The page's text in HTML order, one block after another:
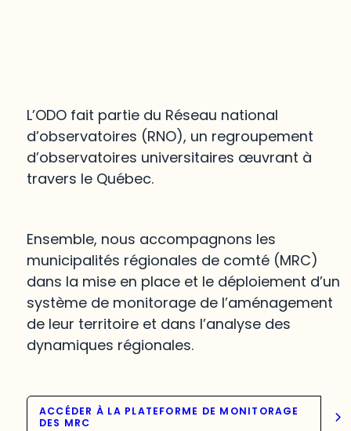
L’ODO fait partie du Réseau national
d’observatoires (RNO), un regroupement
d’observatoires universitaires œuvrant à
travers le Québec.
Ensemble, nous accompagnons les
municipalités régionales de comté (MRC)
dans la mise en place et le déploiement d’un
système de monitorage de l’aménagement
de leur territoire et dans l’analyse des
dynamiques régionales.
ACCÉDER À LA PLATEFORME DE MONITORAGE
DES MRC